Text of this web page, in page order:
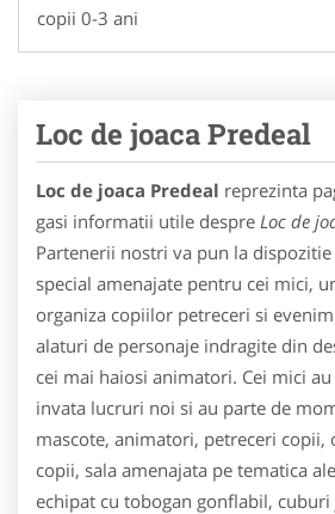
copii 0-3 ani
Loc de joaca Predeal
Loc de joaca Predeal reprezinta
gasi informatii utile despre Loc de
Partenerii nostri va pun la
special amenajate pentru cei mici,
organiza copiilor petreceri si
alaturi de personaje indragite din
cei mai haiosi animatori. Cei mici
invata lucruri noi si au parte de
mascote, animatori, petreceri copii,
copii, sala amenajata pe tematica
echipat cu tobogan gonflabil,